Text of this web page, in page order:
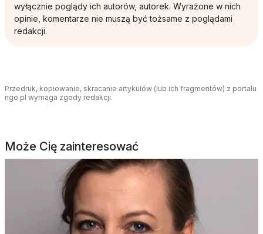
wyłącznie poglądy ich autorów, autorek. Wyrażone w nich
opinie, komentarze nie muszą być tożsame z poglądami
redakcji.
Przedruk, kopiowanie, skracanie artykułów (lub ich fragmentów) z portalu
ngo.pl wymaga zgody redakcji.
Może Cię zainteresować